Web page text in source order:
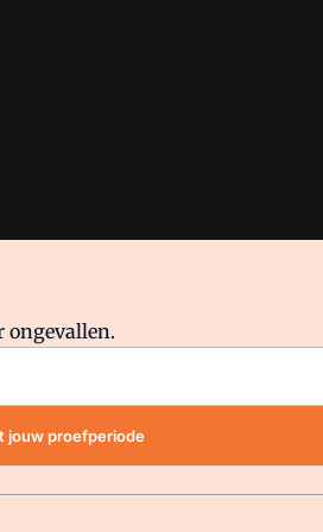
Op gebruik van deze site zijn de
ongevallen.
jouw proefperiode